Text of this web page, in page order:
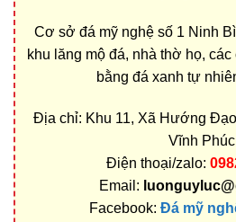
Cơ sở đá mỹ nghệ số 1 Ninh
khu lăng mộ đá, nhà thờ họ,
bằng đá xanh tự
Địa chỉ: Khu 11, Xã Hướng
Vĩnh Phúc
Điện thoại/zalo:
Email:
Facebook: Đá mỹ